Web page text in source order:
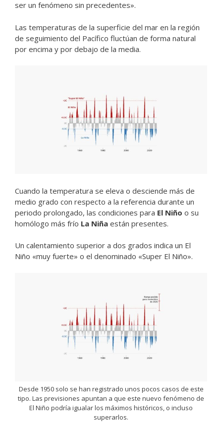
ser un fenómeno sin precedentes».
Las temperaturas de la superficie del mar en la región
de seguimiento del Pacífico fluctúan de forma natural
por encima y por debajo de la media.
Cuando la temperatura se eleva o desciende más de
medio grado con respecto a la referencia durante un
periodo prolongado, las condiciones para El Niño o su
homólogo más frío La Niña están presentes.
Un calentamiento superior a dos grados indica un El
Niño «muy fuerte» o el denominado «Super El Niño».
Desde 1950 solo se han registrado unos pocos casos de este
tipo. Las previsiones apuntan a que este nuevo fenómeno de
El Niño podría igualar los máximos históricos, o incluso
superarlos.